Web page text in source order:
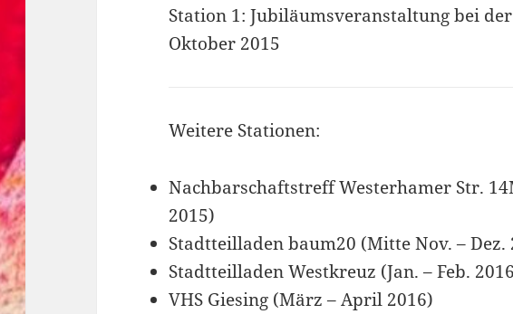
Station 1: Jubiläumsveranstaltung bei
Oktober 2015
Weitere Stationen:
Nachbarschaftstreff Westerhamer Str.
2015)
Stadtteilladen baum20 (Mitte Nov. – Dez.
Stadtteilladen Westkreuz (Jan. – Feb.
VHS Giesing (März – April 2016)